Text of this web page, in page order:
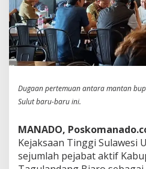
Dugaan pertemuan antara mantan
Sulut baru-baru ini.
MANADO,
Kejaksaan Tinggi Sulawesi
sejumlah pejabat aktif